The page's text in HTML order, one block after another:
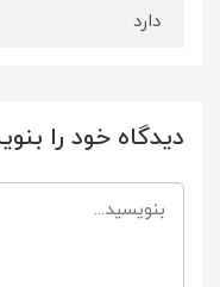
دارد
دیدگاه خود را